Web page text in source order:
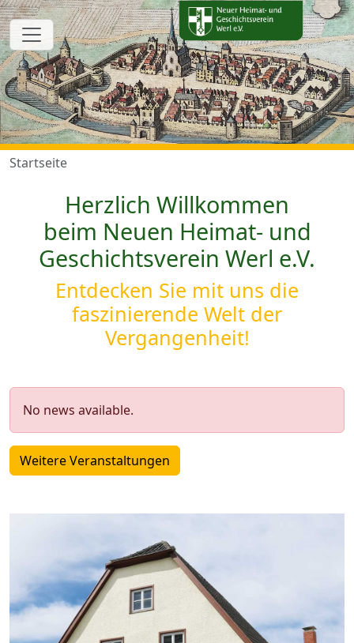
Startseite
Herzlich Willkommen
beim Neuen Heimat- und
Geschichtsverein Werl e.V.
Entdecken Sie mit uns die
faszinierende Welt der
Vergangenheit!
No news available.
Weitere Veranstaltungen